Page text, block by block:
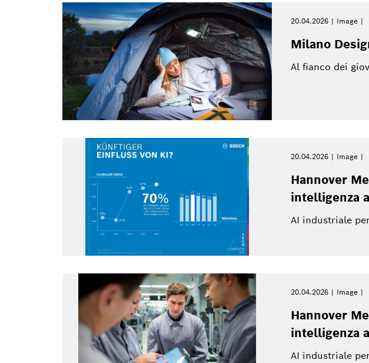
Business/Economy Business/economy 20.04.2026 Image
Milano
Al fianco dei
20.04.2026 Image
Hannover
intelligenza
AI industriale
20.04.2026 Image
Hannover
intelligenza
AI industriale